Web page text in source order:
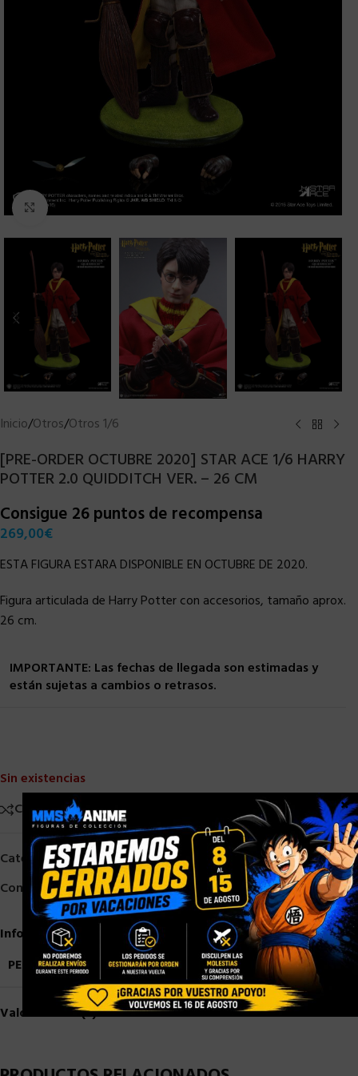
Clic para ampliar
Inicio/Otros/Otros 1/6
[PRE-ORDER OCTUBRE 2020] STAR ACE 1/6 HARRY
POTTER 2.0 QUIDDITCH VER. – 26 CM
Consigue 26 puntos de recompensa
269,00€
ESTA FIGURA ESTARA DISPONIBLE EN OCTUBRE DE 2020.
Figura articulada de Harry Potter con accesorios, tamaño aprox.
26 cm.
IMPORTANTE: Las fechas de llegada son estimadas y
están sujetas a cambios o retrasos.
Sin existencias
Comparar
Añadir a la lista de deseos
Categorías: Otros,Otros 1/6,Star Ace 1/6
Compartir:
Información adicional
PESO
2,5 kg
Valoraciones (0)
×